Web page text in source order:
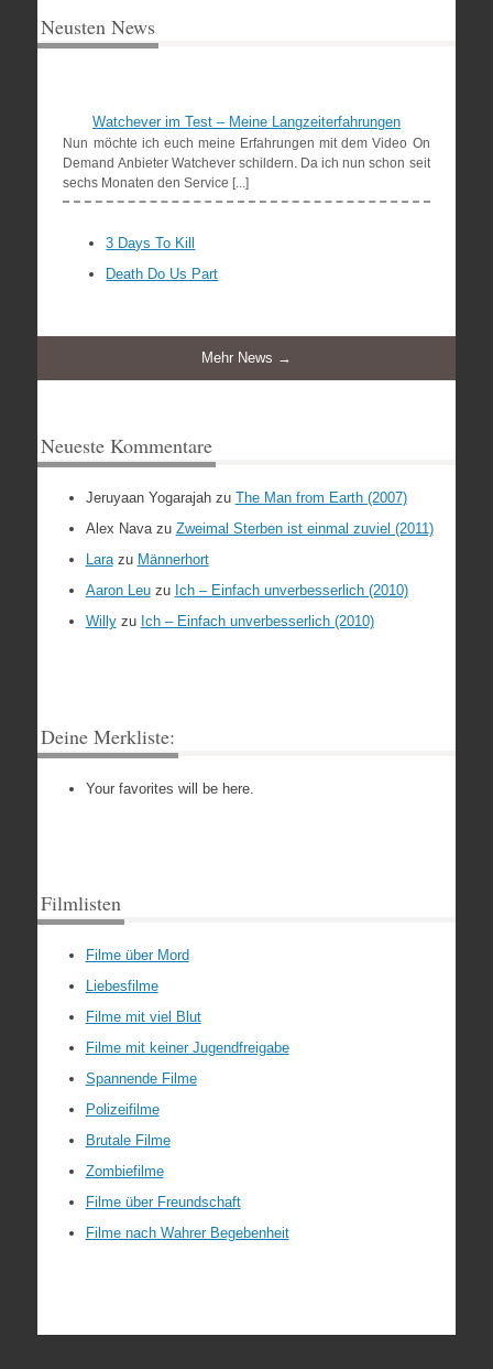
Neusten News
Watchever im Test – Meine Langzeiterfahrungen
Nun möchte ich euch meine Erfahrungen mit dem Video On
Demand Anbieter Watchever schildern. Da ich nun schon seit
sechs Monaten den Service [...]
3 Days To Kill
Death Do Us Part
Mehr News →
Neueste Kommentare
Jeruyaan Yogarajahzu The Man from Earth (2007)
Alex Navazu Zweimal Sterben ist einmal zuviel (2011)
Larazu Männerhort
Aaron Leuzu Ich – Einfach unverbesserlich (2010)
Willyzu Ich – Einfach unverbesserlich (2010)
Deine Merkliste:
Your favorites will be here.
Filmlisten
Filme über Mord
Liebesfilme
Filme mit viel Blut
Filme mit keiner Jugendfreigabe
Spannende Filme
Polizeifilme
Brutale Filme
Zombiefilme
Filme über Freundschaft
Filme nach Wahrer Begebenheit